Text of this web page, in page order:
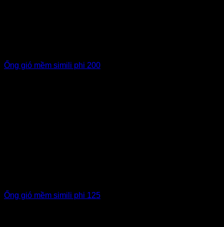
Ống gió mềm simili phi 200
Ống gió mềm simili phi 125